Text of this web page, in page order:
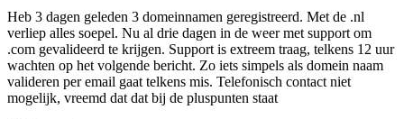
Heb 3 dagen geleden 3 domeinnamen geregistreerd. Met de .nl
verliep alles soepel. Nu al drie dagen in de weer met support om
.com gevalideerd te krijgen. Support is extreem traag, telkens 12 uur
wachten op het volgende bericht. Zo iets simpels als domein naam
valideren per email gaat telkens mis. Telefonisch contact niet
mogelijk, vreemd dat dat bij de pluspunten staat